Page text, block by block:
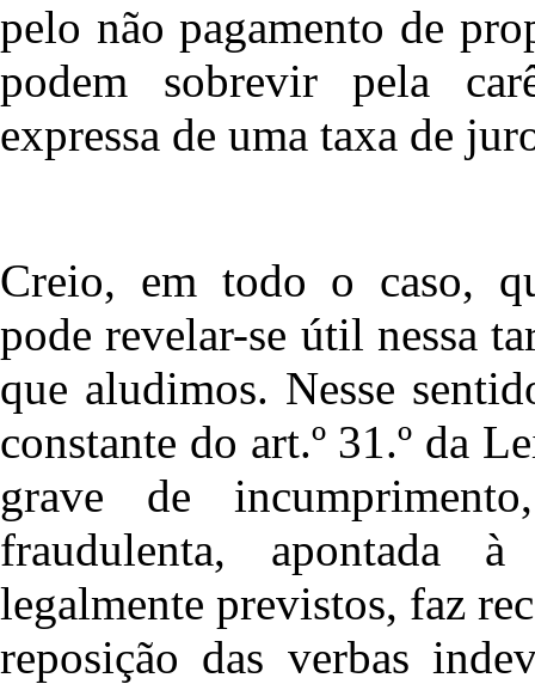
pelo não pagamento de
podem sobrevir pela
expressa de uma taxa de
Creio, em todo o caso,
pode revelar-se útil nessa
que aludimos. Nesse
constante do art.º 31.º da
grave de
fraudulenta, apontada
legalmente previstos, faz
reposição das verbas